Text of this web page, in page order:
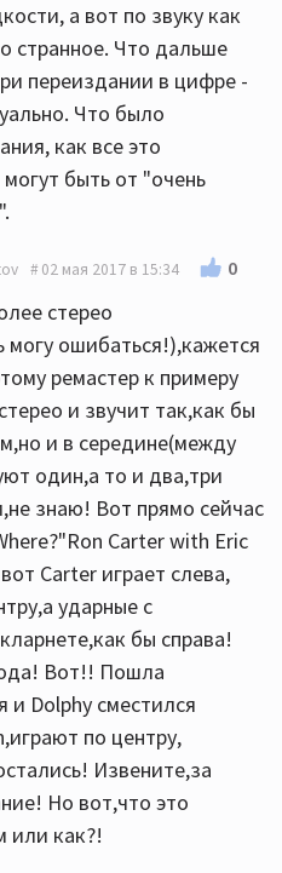
а вот по звуку как
странное. Что дальше
переиздании в цифре -
Что было
как все это
быть от "очень
02 мая 2017 в 15:34 0
стерео
могу ошибаться!),кажется
ремастер к примеру
и звучит так,как бы
и в середине(между
один,а то и два,три
знаю! Вот прямо сейчас
Carter with Eric
Carter играет слева,
ударные с
бы справа!
Вот!! Пошла
Dolphy сместился
по центру,
Извените,за
Но вот,что это
или как?!